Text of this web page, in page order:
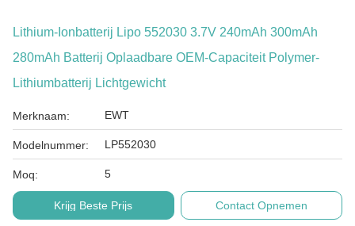
Lithium-Ionbatterij Lipo 552030 3.7V 240mAh 300mAh
280mAh Batterij Oplaadbare OEM-Capaciteit Polymer-
Lithiumbatterij Lichtgewicht
Merknaam: EWT
Modelnummer: LP552030
Moq: 5
Krijg Beste Prijs Contact Opnemen